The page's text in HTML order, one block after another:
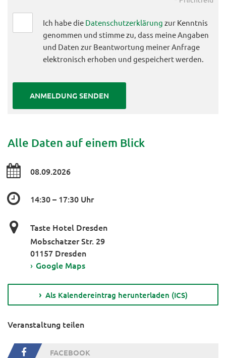
Ich habe die Datenschutzerklärung zur Kenntnis
genommen und stimme zu, dass meine Angaben
und Daten zur Beantwortung meiner Anfrage
elektronisch erhoben und gespeichert werden.
Alle Daten auf einem Blick
08.09.2026
14:30 – 17:30 Uhr
Taste Hotel Dresden
Mobschatzer Str. 29
01157 Dresden
› Google Maps
Als Kalendereintrag herunterladen (ICS)
Veranstaltung teilen
FACEBOOK